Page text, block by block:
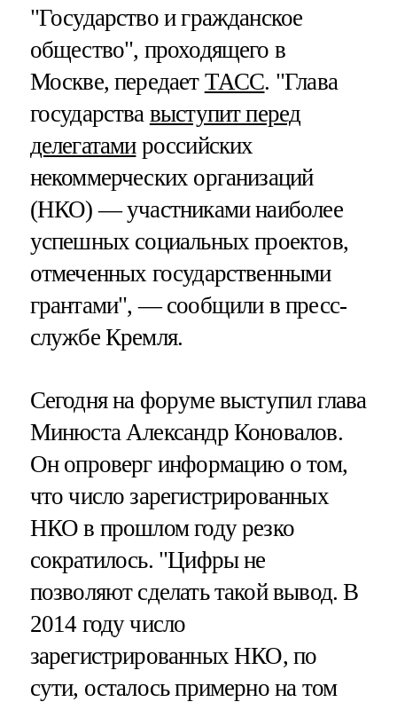
"Государство и гражданское
общество", проходящего в
Москве, передает ТАСС. "Глава
государства выступит перед
делегатамироссийских
некоммерческих организаций
(НКО) — участниками наиболее
успешных социальных проектов,
отмеченных государственными
грантами", — сообщили в пресс-
службе Кремля.
Сегодня на форуме выступил глава
Минюста Александр Коновалов.
Он опроверг информацию о том,
что число зарегистрированных
НКО в прошлом году резко
сократилось. "Цифры не
позволяют сделать такой вывод. В
2014 году число
зарегистрированных НКО, по
сути, осталось примерно на том